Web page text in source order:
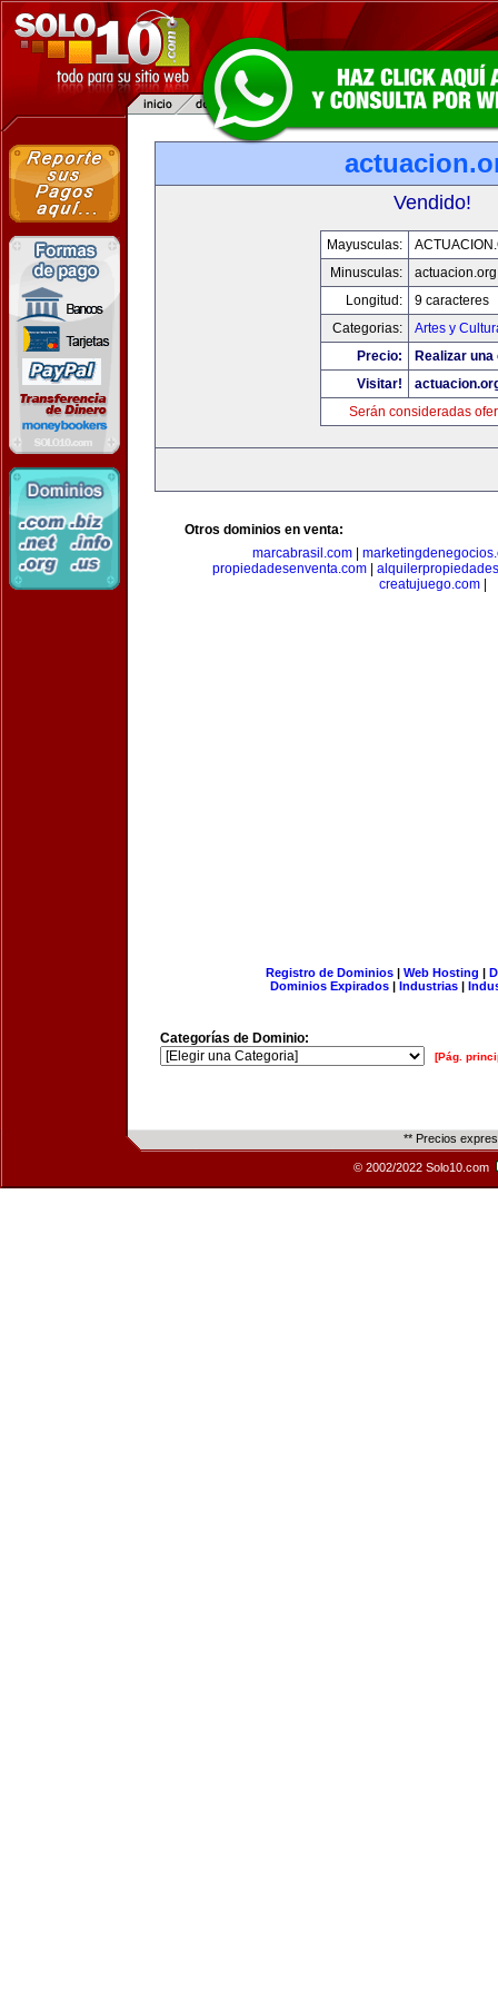
Vendido!
Mayusculas:
Minusculas:
actuacion.org
Longitud:
9 caracteres
Categorias:
Artes y
Precio:
Realizar
Visitar!
Serán consideradas
Otros dominios en venta:
marcabrasil.com
propiedadesenventa.com
creatujuego.com|
Registro de Dominios| Web Hosting |
Dominios Expirados | Industrias |
Categorías de Dominio:
[Pág.
** Precios
© 2002/2022 Solo10.com